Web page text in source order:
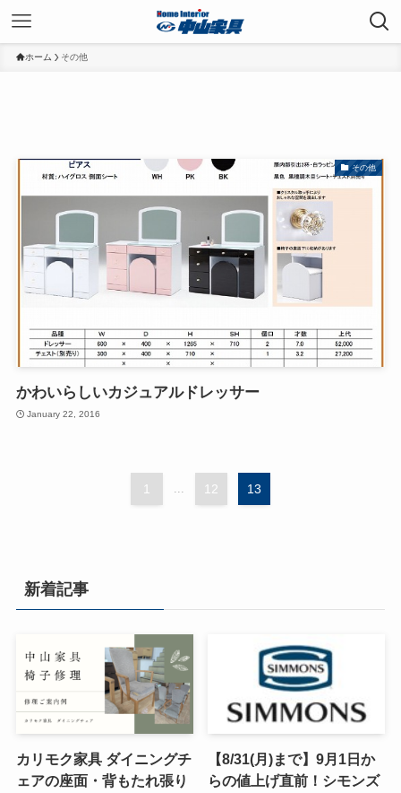
ホーム その他
その他
かわいらしいカジュアルドレッサー
January 22, 2016
1 ... 12 13
新着記事
カリモク家具 ダイニングチ
ェアの座面・背もたれ張り
【8/31(月)まで】9月1日か
らの値上げ直前！シモンズ